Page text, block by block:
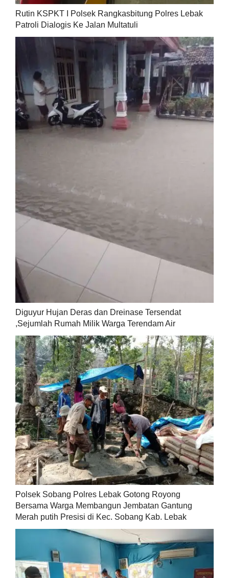
Rutin KSPKT I Polsek Rangkasbitung Polres Lebak
Patroli Dialogis Ke Jalan Multatuli
Diguyur Hujan Deras dan Dreinase Tersendat
,Sejumlah Rumah Milik Warga Terendam Air
Polsek Sobang Polres Lebak Gotong Royong
Bersama Warga Membangun Jembatan Gantung
Merah putih Presisi di Kec. Sobang Kab. Lebak